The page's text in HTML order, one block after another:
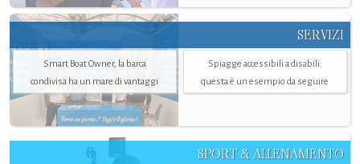
SERVIZI
Smart Boat Owner, la barca
condivisa ha un mare di vantaggi
Spiagge accessibili a disabili:
questa è un esempio da seguire
SPORT & ALLENAMENTO